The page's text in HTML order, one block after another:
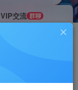
VIP交流 群聊
研究探讨更多创业项目路子。